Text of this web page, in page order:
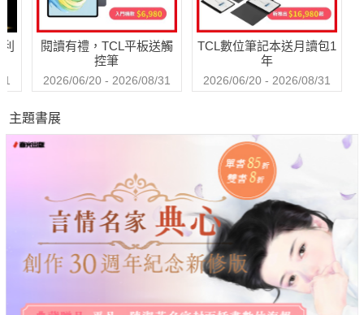
車，但因此開啟了製作一個「創作人與愛車」專輯的序幕。You
are what you drive.「也許沒有一台PORSCHE停在你的車庫
裡，但一定有一台PORSCHE停在你的心裡。」也許停在我們心
窺探一部分的你（妳）。在揭露我們自己之前，不妨先來看看這
幾位創意人的愛車，究竟有什麼魅力。 聚集許多小型工作室、設
計團體（或個人）的場所，近年逐漸興起。不論是合租工作空間
分擔成本，或是彼此互助合作共享資源，新興的設計聚落不僅為
城市創造了新的風景，也為設計、藝術工作者提供更多可能性。
本期我們實際走訪巴黎、柏林、日本的新興設計藝術聚落，看看
這些有趣的空間如何運作，裡頭又蘊藏著什麼樣驚人的創作者和
創造力。 今年初成立的「小器生活道具」，很快地聚集了一眾粉
絲。不過我們對這間小店感到興趣，並不是因為它的人氣，而是
它透過店內嚴選的設計品所傳達出來的沉靜氣質，以及尊重並理
閱讀有禮，TCL平板送觸
控筆
2026/06/20 - 2026/08/31
TCL數位筆記本送月讀包1
年
2026/06/20 - 2026/08/31
主題書展